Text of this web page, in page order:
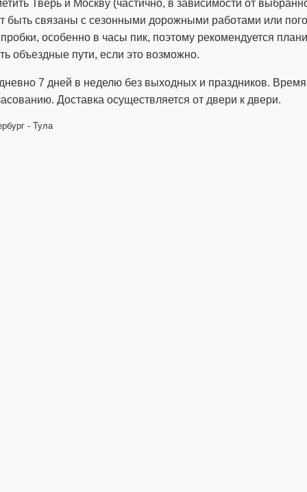
Тверь и Москву (частично, в зависимости от
быть связаны с сезонными дорожными работами или
особенно в часы пик, поэтому рекомендуется
объездные пути, если это возможно.
7 дней в неделю без выходных и праздников. Время
Доставка осуществляется от двери к двери.